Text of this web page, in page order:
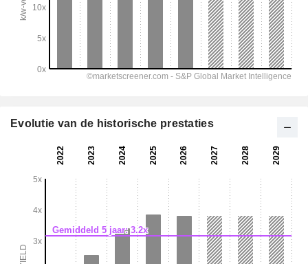
Evolutie van de historische prestaties